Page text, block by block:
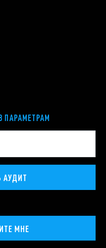
ПАРАМЕТРАМ
АУДИТ
МНЕ